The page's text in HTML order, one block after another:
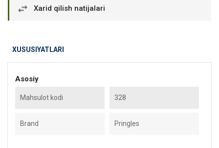
Xarid qilish natijalari
XUSUSIYATLARI
Asosiy
Mahsulot kodi 328
Brand Pringles